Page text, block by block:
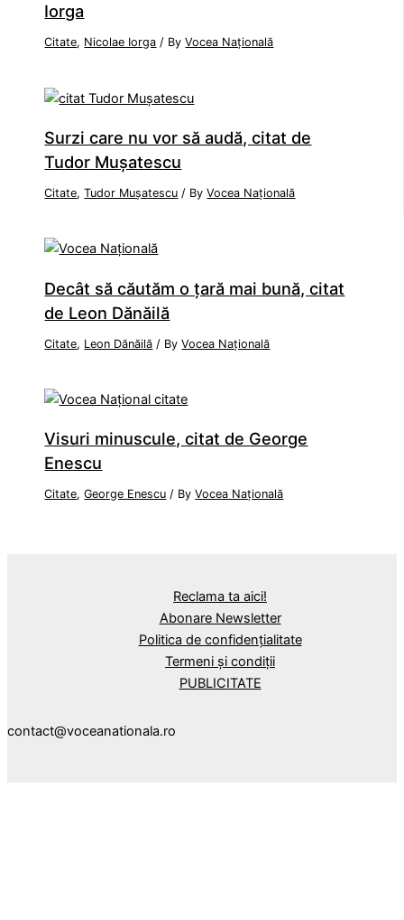
Iorga
Citate, Nicolae Iorga / ByVocea Națională
Surzi care nu vor să audă, citat de
Tudor Mușatescu
Citate,Tudor Mușatescu / ByVocea Națională
Decât să căutăm o țară mai bună, citat
de Leon Dănăilă
Citate, Leon Dănăilă / ByVocea Națională
Visuri minuscule, citat de George
Enescu
Citate,George Enescu / ByVocea Națională
Reclama ta aici!
Abonare Newsletter
Politica de confidențialitate
Termeni și condiții
PUBLICITATE
contact@voceanationala.ro